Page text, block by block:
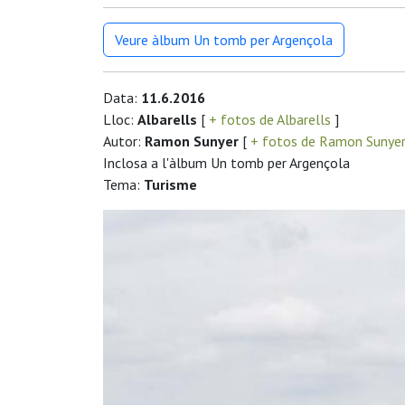
Veure àlbum Un tomb per Argençola
Data: 11.6.2016
Lloc: Albarells [ + fotos de Albarells ]
Autor: Ramon Sunyer [ + fotos de Ramon
Inclosa a l'àlbum Un tomb per Argençola
Tema: Turisme